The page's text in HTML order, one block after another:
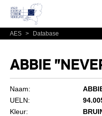
AES > Database
ABBIE
Naam:
UELN:
Kleur: